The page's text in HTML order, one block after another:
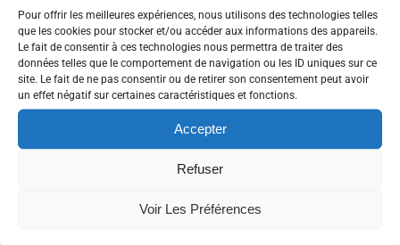
Pour offrir les meilleures expériences, nous utilisons des technologies telles
que les cookies pour stocker et/ou accéder aux informations des appareils.
Le fait de consentir à ces technologies nous permettra de traiter des
données telles que le comportement de navigation ou les ID uniques sur ce
site. Le fait de ne pas consentir ou de retirer son consentement peut avoir
un effet négatif sur certaines caractéristiques et fonctions.
Accepter
Refuser
Voir Les Préférences